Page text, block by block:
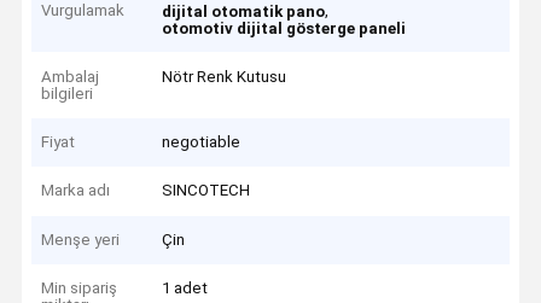
Vurgulamak dijital otomatik pano,
otomotiv dijital gösterge paneli
Ambalaj
bilgileri
Nötr Renk Kutusu
Fiyat negotiable
Marka adı SINCOTECH
Menşe yeri Çin
Min sipariş
1 adet